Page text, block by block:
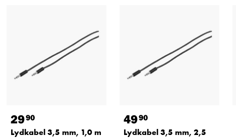
2990
Lydkabel 3,5 mm, 1,0 m
4990
Lydkabel 3,5 mm, 2,5